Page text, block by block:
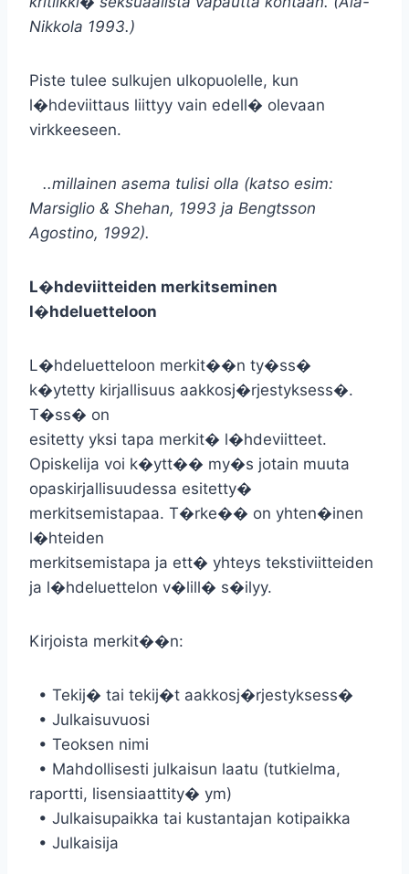
Nikkola 1993.)
Piste tulee sulkujen ulkopuolelle, kun
l�hdeviittaus liittyy vain edell� olevaan
virkkeeseen.
..millainen asema tulisi olla (katso esim:
Marsiglio & Shehan, 1993 ja Bengtsson
Agostino, 1992).
L�hdeviitteiden merkitseminen
l�hdeluetteloon
L�hdeluetteloon merkit��n ty�ss�
k�ytetty kirjallisuus aakkosj�rjestyksess�.
T�ss� on
esitetty yksi tapa merkit� l�hdeviitteet.
Opiskelija voi k�ytt�� my�s jotain muuta
opaskirjallisuudessa esitetty�
merkitsemistapaa. T�rke�� on yhten�inen
l�hteiden
merkitsemistapa ja ett� yhteys tekstiviitteiden
ja l�hdeluettelon v�lill� s�ilyy.
Kirjoista merkit��n:
• Tekij� tai tekij�t aakkosj�rjestyksess�
• Julkaisuvuosi
• Teoksen nimi
• Mahdollisesti julkaisun laatu (tutkielma,
raportti, lisensiaattity� ym)
• Julkaisupaikka tai kustantajan kotipaikka
• Julkaisija